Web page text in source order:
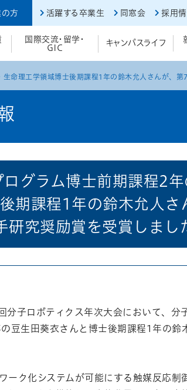
の方 活躍する卒業生 同窓会 採用
国際交流・留学・
GIC
キャンパスライフ
命理工学領域博士後期課程1年の鈴木允人さんが、第
グラム博士前期課程2年
期課程1年の鈴木允人さ
研究奨励賞を受賞しまし
子ロボティクス年次大会において、分
豆生田葵衣さんと博士後期課程1年の鈴
ク化システムが可能にする触媒反応制